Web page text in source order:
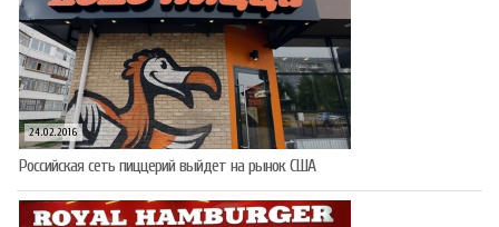
24.02.2016
Российская сеть пиццерий выйдет на рынок США